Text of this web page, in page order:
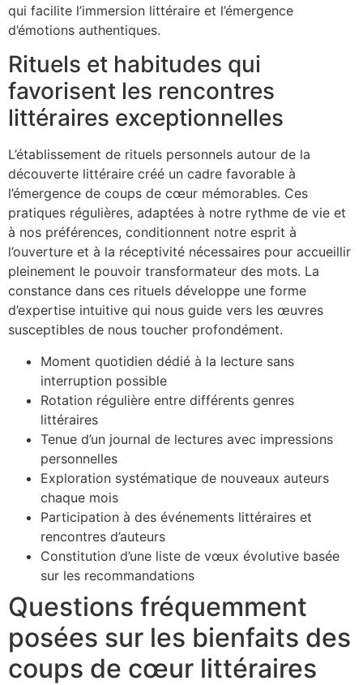
qui facilite l’immersion littéraire et l’émergence
d’émotions authentiques.
Rituels et habitudes qui
favorisent les rencontres
littéraires exceptionnelles
L’établissement de rituels personnels autour de la
découverte littéraire créé un cadre favorable à
l’émergence de coups de cœur mémorables. Ces
pratiques régulières, adaptées à notre rythme de vie et
à nos préférences, conditionnent notre esprit à
l’ouverture et à la réceptivité nécessaires pour accueillir
pleinement le pouvoir transformateur des mots. La
constance dans ces rituels développe une forme
d’expertise intuitive qui nous guide vers les œuvres
susceptibles de nous toucher profondément.
Moment quotidien dédié à la lecture sans
interruption possible
Rotation régulière entre différents genres
littéraires
Tenue d’un journal de lectures avec impressions
personnelles
Exploration systématique de nouveaux auteurs
chaque mois
Participation à des événements littéraires et
rencontres d’auteurs
Constitution d’une liste de vœux évolutive basée
sur les recommandations
Questions fréquemment
posées sur les bienfaits des
coups de cœur littéraires